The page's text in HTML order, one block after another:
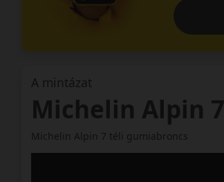
A mintázat
Michelin Alpin 7
Michelin Alpin 7 téli gumiabroncs